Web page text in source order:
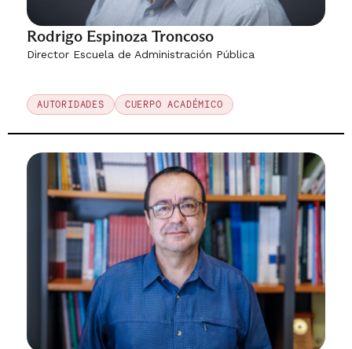
Rodrigo Espinoza Troncoso
Director Escuela de Administración Pública
AUTORIDADES CUERPO ACADÉMICO